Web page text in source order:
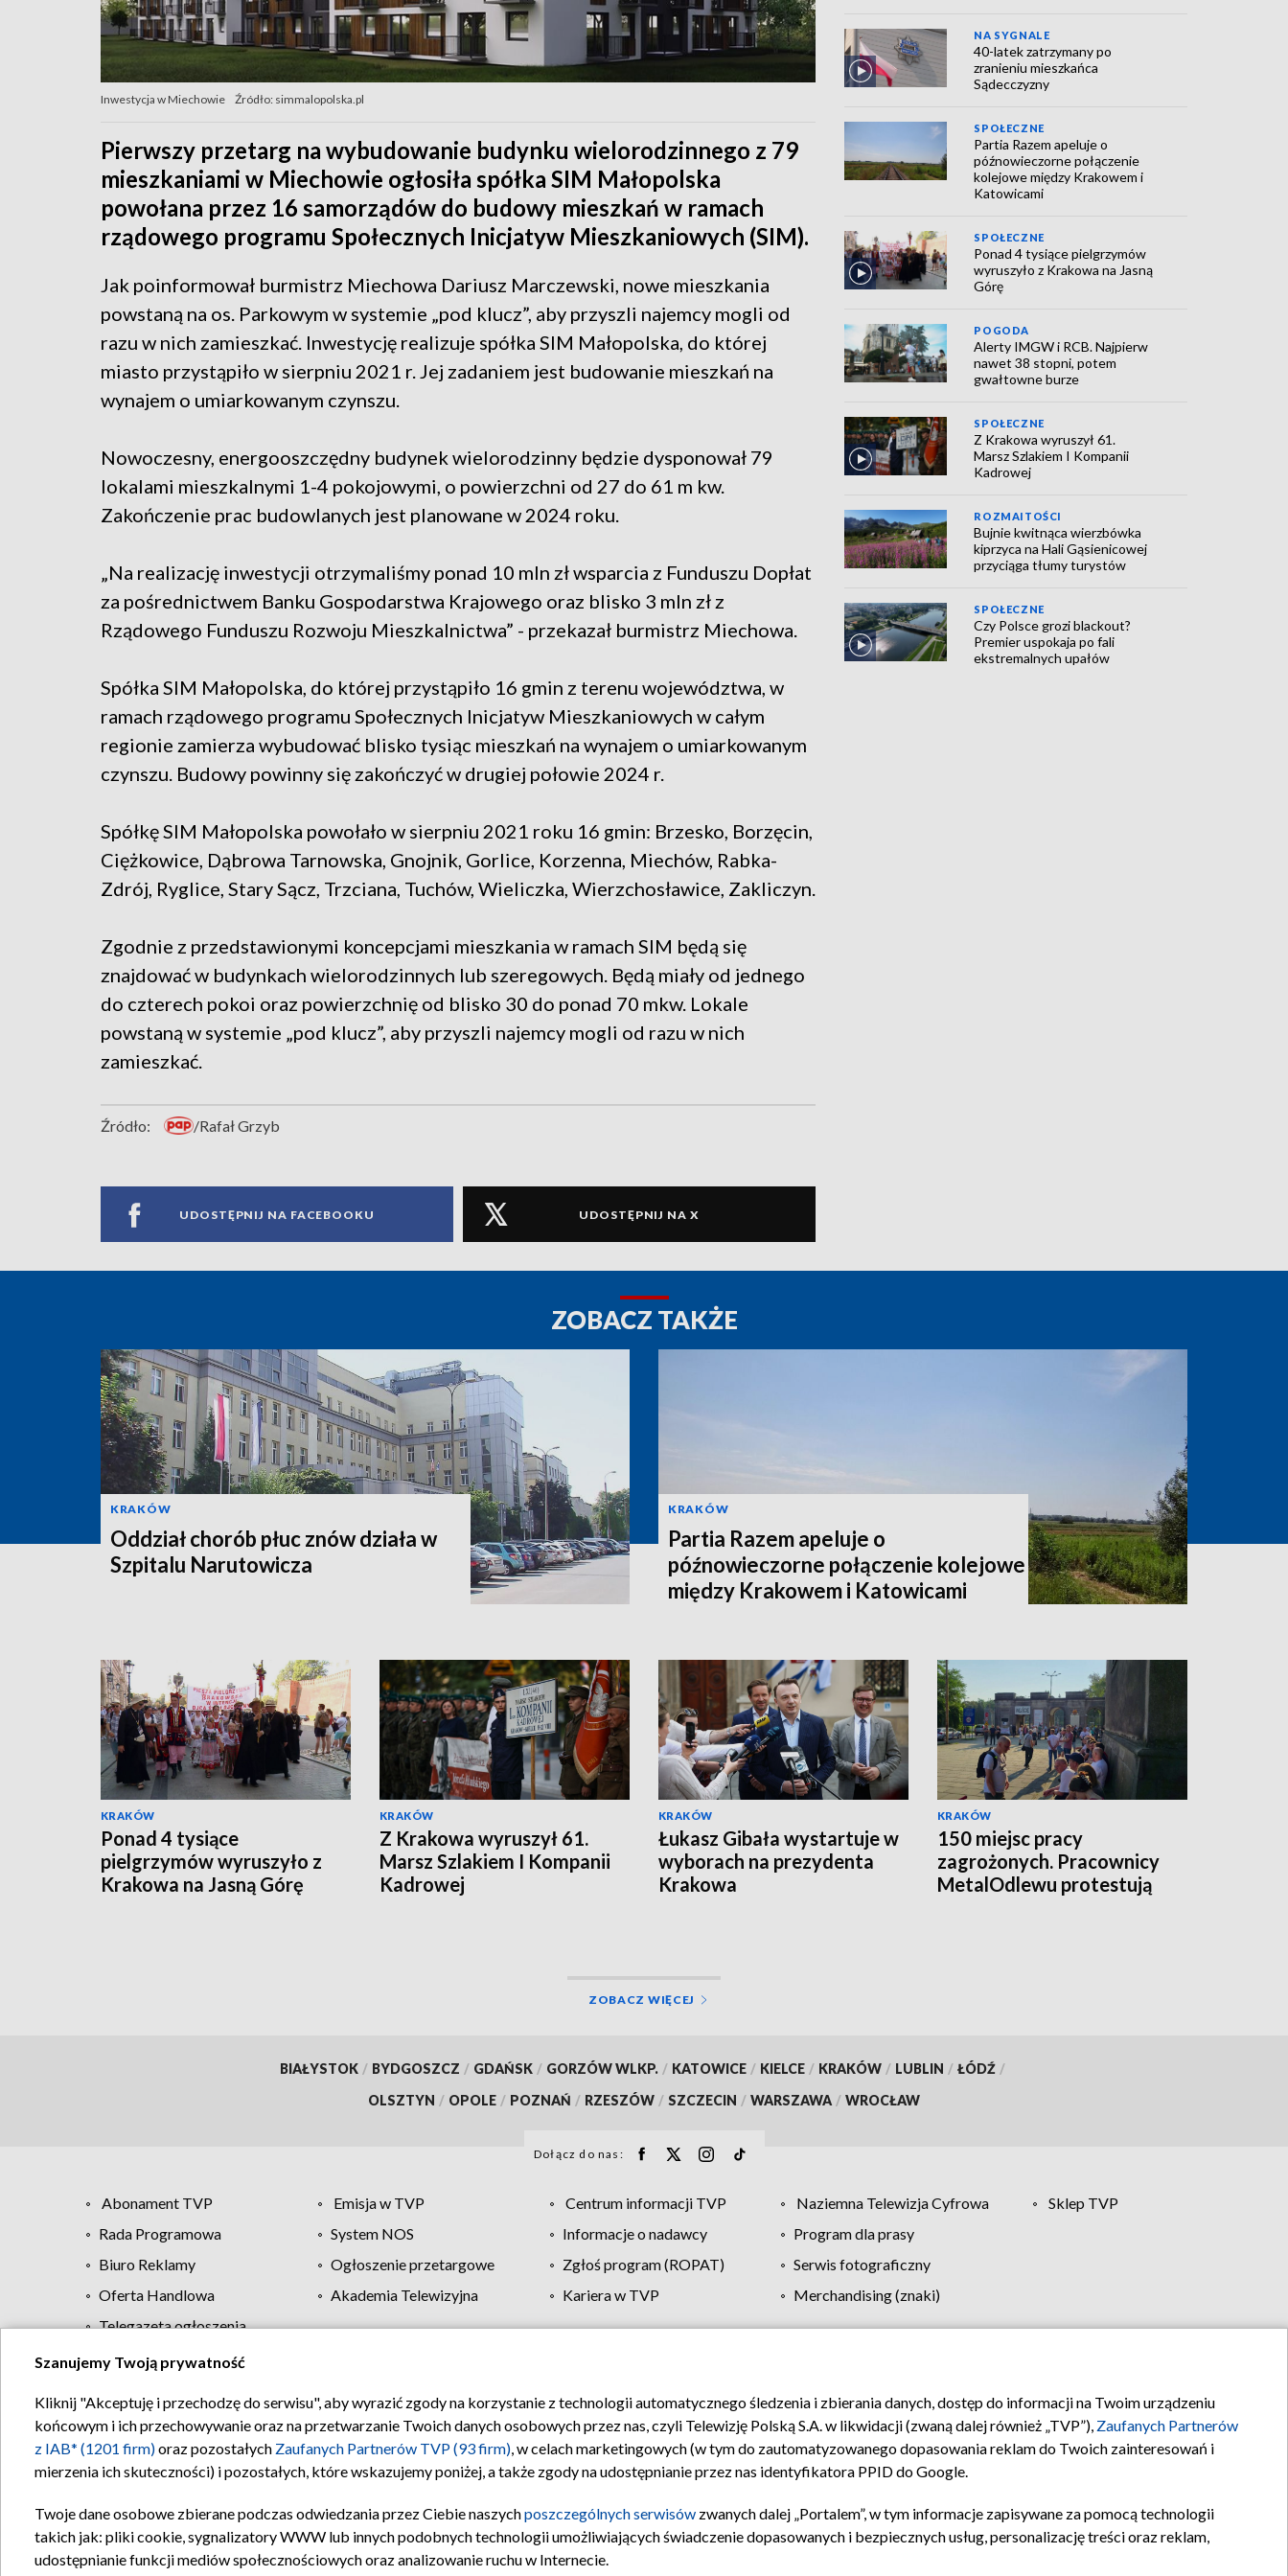
Inwestycja w Miechowie Źródło: simmalopolska.pl
Pierwszy przetarg na wybudowanie budynku wielorodzinnego z 79
mieszkaniami w Miechowie ogłosiła spółka SIM Małopolska
powołana przez 16 samorządów do budowy mieszkań w ramach
rządowego programu Społecznych Inicjatyw Mieszkaniowych (SIM).
Jak poinformował burmistrz Miechowa Dariusz Marczewski, nowe mieszkania
powstaną na os. Parkowym w systemie „pod klucz”, aby przyszli najemcy mogli od
razu w nich zamieszkać. Inwestycję realizuje spółka SIM Małopolska, do której
miasto przystąpiło w sierpniu 2021 r. Jej zadaniem jest budowanie mieszkań na
wynajem o umiarkowanym czynszu.
Nowoczesny, energooszczędny budynek wielorodzinny będzie dysponował 79
lokalami mieszkalnymi 1-4 pokojowymi, o powierzchni od 27 do 61 m kw.
Zakończenie prac budowlanych jest planowane w 2024 roku.
„Na realizację inwestycji otrzymaliśmy ponad 10 mln zł wsparcia z Funduszu Dopłat
za pośrednictwem Banku Gospodarstwa Krajowego oraz blisko 3 mln zł z
Rządowego Funduszu Rozwoju Mieszkalnictwa” - przekazał burmistrz Miechowa.
Spółka SIM Małopolska, do której przystąpiło 16 gmin z terenu województwa, w
ramach rządowego programu Społecznych Inicjatyw Mieszkaniowych w całym
regionie zamierza wybudować blisko tysiąc mieszkań na wynajem o umiarkowanym
czynszu. Budowy powinny się zakończyć w drugiej połowie 2024 r.
Spółkę SIM Małopolska powołało w sierpniu 2021 roku 16 gmin: Brzesko, Borzęcin,
Ciężkowice, Dąbrowa Tarnowska, Gnojnik, Gorlice, Korzenna, Miechów, Rabka-
Zdrój, Ryglice, Stary Sącz, Trzciana, Tuchów, Wieliczka, Wierzchosławice, Zakliczyn.
Zgodnie z przedstawionymi koncepcjami mieszkania w ramach SIM będą się
znajdować w budynkach wielorodzinnych lub szeregowych. Będą miały od jednego
do czterech pokoi oraz powierzchnię od blisko 30 do ponad 70 mkw. Lokale
powstaną w systemie „pod klucz”, aby przyszli najemcy mogli od razu w nich
zamieszkać.
Źródło: /Rafał Grzyb
UDOSTĘPNIJ NA FACEBOOKU UDOSTĘPNIJ NA X
NA SYGNALE
40-latek zatrzymany po
zranieniu mieszkańca
Sądecczyzny
SPOŁECZNE
Partia Razem apeluje o
późnowieczorne połączenie
kolejowe między Krakowem i
Katowicami
SPOŁECZNE
Ponad 4 tysiące pielgrzymów
wyruszyło z Krakowa na Jasną
Górę
POGODA
Alerty IMGW i RCB. Najpierw
nawet 38 stopni, potem
gwałtowne burze
SPOŁECZNE
Z Krakowa wyruszył 61.
Marsz Szlakiem I Kompanii
Kadrowej
ROZMAITOŚCI
Bujnie kwitnąca wierzbówka
kiprzyca na Hali Gąsienicowej
przyciąga tłumy turystów
SPOŁECZNE
Czy Polsce grozi blackout?
Premier uspokaja po fali
ekstremalnych upałów
ZOBACZ TAKŻE
KRAKÓW
Oddział chorób płuc znów działa w
Szpitalu Narutowicza
KRAKÓW
Partia Razem apeluje o
późnowieczorne połączenie kolejowe
między Krakowem i Katowicami
KRAKÓW
Ponad 4 tysiące
pielgrzymów wyruszyło z
Krakowa na Jasną Górę
KRAKÓW
Z Krakowa wyruszył 61.
Marsz Szlakiem I Kompanii
Kadrowej
KRAKÓW
Łukasz Gibała wystartuje w
wyborach na prezydenta
Krakowa
KRAKÓW
150 miejsc pracy
zagrożonych. Pracownicy
MetalOdlewu protestują
ZOBACZ WIĘCEJ
BIAŁYSTOK / BYDGOSZCZ / GDAŃSK / GORZÓW WLKP. / KATOWICE / KIELCE / KRAKÓW / LUBLIN / ŁÓDŹ /
OLSZTYN / OPOLE / POZNAŃ / RZESZÓW / SZCZECIN / WARSZAWA / WROCŁAW
Dołącz do nas:
Abonament TVP Emisja w TVP Centrum informacji TVP Naziemna Telewizja Cyfrowa
Sklep TVP
Rada Programowa
System NOS Informacje o nadawcy
Program dla prasy
Biuro Reklamy
Ogłoszenie przetargowe Zgłoś program (ROPAT)
Serwis fotograficzny
Oferta Handlowa
Akademia Telewizyjna Kariera w TVP
Merchandising (znaki)
Telegazeta ogłoszenia
Regulamin TVP Polityka prywatności Moje zgody Pomoc Biuro reklamy Kontakt
Szanujemy Twoją prywatność
Kliknij "Akceptuję i przechodzę do serwisu", aby wyrazić zgody na korzystanie z technologii automatycznego śledzenia i zbierania danych, dostęp do informacji na Twoim urządzeniu
końcowym i ich przechowywanie oraz na przetwarzanie Twoich danych osobowych przez nas, czyli Telewizję Polską S.A. w likwidacji (zwaną dalej również „TVP”), Zaufanych Partnerów
z IAB* (1201 firm)oraz pozostałych Zaufanych Partnerów TVP (93 firm), w celach marketingowych (w tym do zautomatyzowanego dopasowania reklam do Twoich zainteresowań i
mierzenia ich skuteczności) i pozostałych, które wskazujemy poniżej, a także zgody na udostępnianie przez nas identyfikatora PPID do Google.
Twoje dane osobowe zbierane podczas odwiedzania przez Ciebie naszychposzczególnych serwisów zwanych dalej „Portalem”, w tym informacje zapisywane za pomocą technologii
takich jak: pliki cookie, sygnalizatory WWW lub innych podobnych technologii umożliwiających świadczenie dopasowanych i bezpiecznych usług, personalizację treści oraz reklam,
udostępnianie funkcji mediów społecznościowych oraz analizowanie ruchu w Internecie.